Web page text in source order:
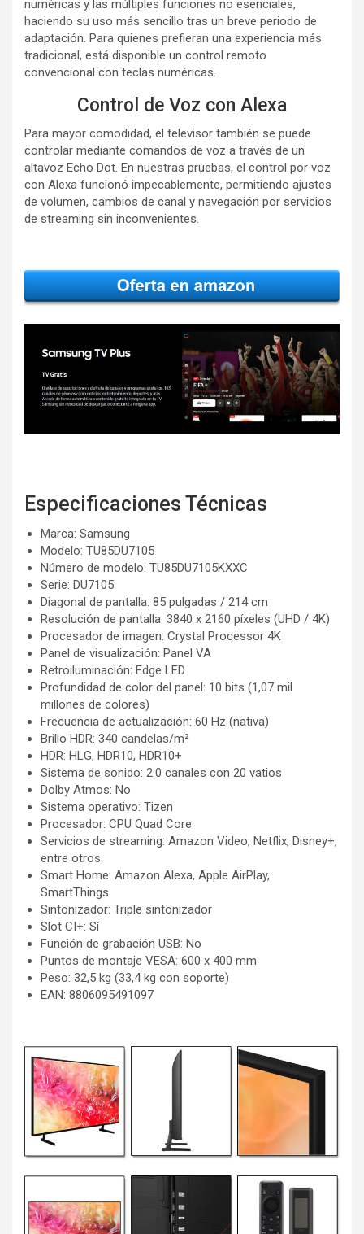
numéricas y las múltiples funciones no esenciales,
haciendo su uso más sencillo tras un breve periodo de
adaptación. Para quienes prefieran una experiencia más
tradicional, está disponible un control remoto
convencional con teclas numéricas.
Control de Voz con Alexa
Para mayor comodidad, el televisor también se puede
controlar mediante comandos de voz a través de un
altavoz Echo Dot. En nuestras pruebas, el control por voz
con Alexa funcionó impecablemente, permitiendo ajustes
de volumen, cambios de canal y navegación por servicios
de streaming sin inconvenientes.
Especificaciones Técnicas
Marca: Samsung
Modelo: TU85DU7105
Número de modelo: TU85DU7105KXXC
Serie: DU7105
Diagonal de pantalla: 85 pulgadas / 214 cm
Resolución de pantalla: 3840 x 2160 píxeles (UHD / 4K)
Procesador de imagen: Crystal Processor 4K
Panel de visualización: Panel VA
Retroiluminación: Edge LED
Profundidad de color del panel: 10 bits (1,07 mil
millones de colores)
Frecuencia de actualización: 60 Hz (nativa)
Brillo HDR: 340 candelas/m²
HDR: HLG, HDR10, HDR10+
Sistema de sonido: 2.0 canales con 20 vatios
Dolby Atmos: No
Sistema operativo: Tizen
Procesador: CPU Quad Core
Servicios de streaming: Amazon Video, Netflix, Disney+,
entre otros.
Smart Home: Amazon Alexa, Apple AirPlay,
SmartThings
Sintonizador: Triple sintonizador
Slot CI+: Sí
Función de grabación USB: No
Puntos de montaje VESA: 600 x 400 mm
Peso: 32,5 kg (33,4 kg con soporte)
EAN: 8806095491097